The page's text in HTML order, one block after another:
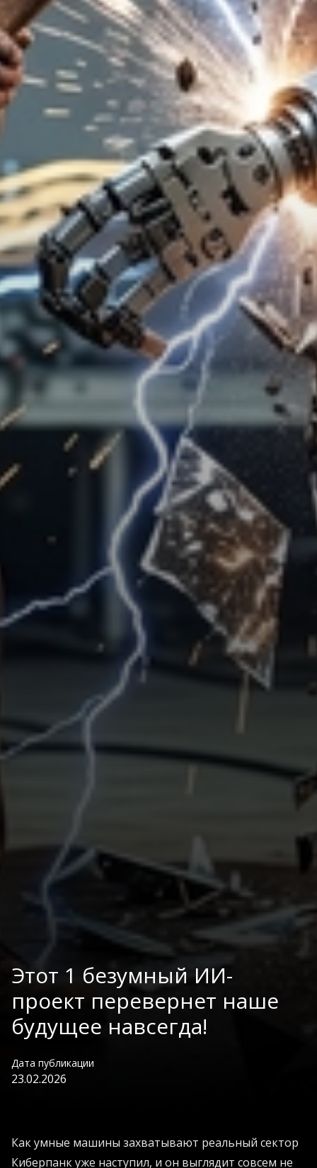
Этот 1 безумный ИИ-
проект перевернет наше
будущее навсегда!
Дата публикации
23.02.2026
Как умные машины захватывают реальный сектор
Киберпанк уже наступил, и он выглядит совсем не